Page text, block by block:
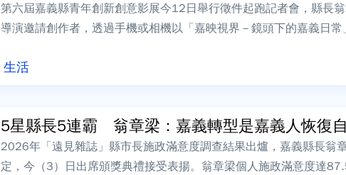
生活
第六屆嘉義縣青年創新創意影展今12日舉行徵件起跑記者會，縣長
導演邀請創作者，透過手機或相機以「嘉映視界－鏡頭下的嘉義日
5星縣長5連霸 翁章梁：嘉義轉型是嘉義人恢復
2026年「遠見雜誌」縣市長施政滿意度調查結果出爐，嘉義縣長翁
定，今（3）日出席頒獎典禮接受表揚。翁章梁個人施政滿意度達